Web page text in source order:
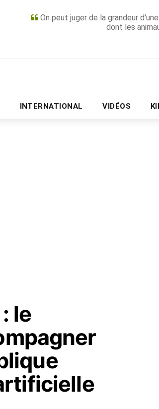
On peut juger de la grandeur
dont les
INTERNATIONAL VIDÉOS
le